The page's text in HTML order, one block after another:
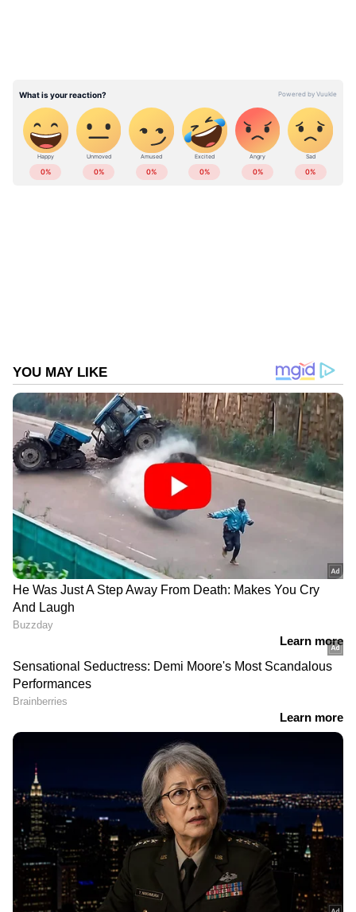
ഇൻഫോസിസ് ഷെയറൊന്നിന് 18 രൂപ ഇടക്കാല
ലാഭവിഹിതം പ്രഖ്യാപിച്ചതോടെ, അക്ഷത
മൂർത്തിയുടെ ഓഹരി മൂല്യം 70 കോടിയിലേക്ക്
എത്തുമെന്നാണ് സൂചന. 2023 ജൂൺ
പാദത്തിലെ ഇൻഫോസിസിന്റെ വരുമാന
റിപ്പോർട്ടിന് ശേഷം, ഷെയറൊന്നിന് 17.5 രൂപ
ABOUT THE AUTHOR
DOWNLOAD APP
RECOMMENDED STORIES